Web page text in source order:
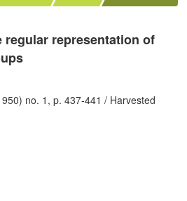
representation of
no. 1, p. 437-441 / Harvested